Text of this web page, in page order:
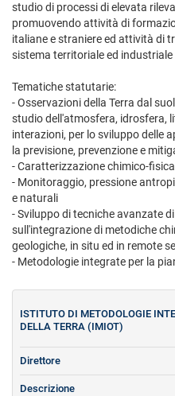
studio di processi di elevata
promuovendo attività di
italiane e straniere ed attività di
sistema territoriale ed industriale
Tematiche statutarie:
- Osservazioni della Terra dal
studio dell'atmosfera, idrosfera,
interazioni, per lo sviluppo delle
la previsione, prevenzione e
- Caratterizzazione chimico-
- Monitoraggio, pressione
e naturali
- Sviluppo di tecniche avanzate
sull'integrazione di metodiche
geologiche, in situ ed in remote
- Metodologie integrate per la
ISTITUTO DI METODOLOGIE
DELLA TERRA (IMIOT)
Direttore
Descrizione